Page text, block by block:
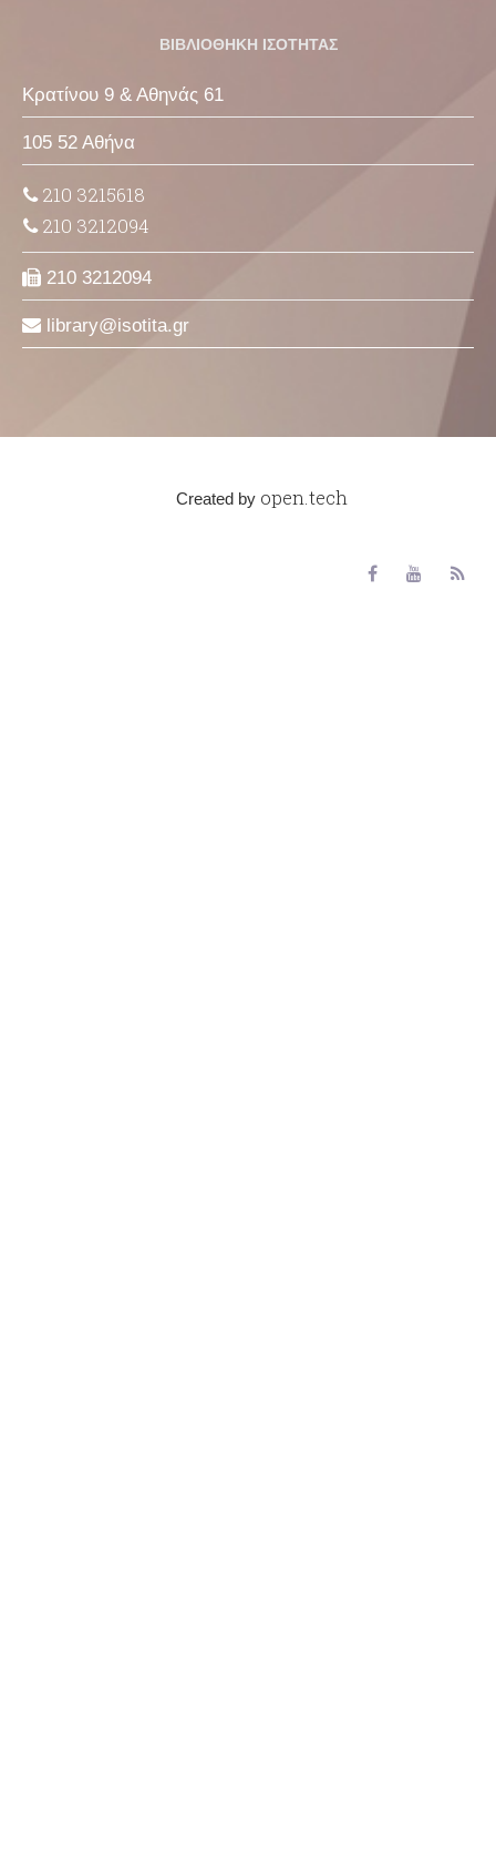
ΒΙΒΛΙΟΘΗΚΗ ΙΣΟΤΗΤΑΣ
Κρατίνου 9 & Αθηνάς 61
105 52 Αθήνα
210 3215618
210 3212094
210 3212094
library isotita gr
Created by open.tech